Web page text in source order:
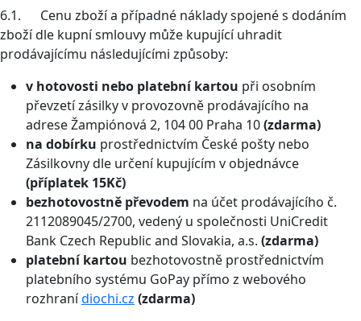
6.1. Cenu zboží a případné náklady spojené s dodáním
zboží dle kupní smlouvy může kupující uhradit
prodávajícímu následujícími způsoby:
v hotovosti nebo platební kartou při osobním
převzetí zásilky v provozovně prodávajícího na
adrese Žampiónová 2, 104 00 Praha 10(zdarma)
na dobírku prostřednictvím České pošty nebo
Zásilkovny dle určení kupujícím v objednávce
(příplatek 15Kč)
bezhotovostně převodem na účet prodávajícího č.
2112089045/2700, vedený u společnosti UniCredit
Bank Czech Republic and Slovakia, a.s. (zdarma)
platební kartou bezhotovostně prostřednictvím
platebního systému GoPay přímo z webového
rozhranídiochi.cz (zdarma)